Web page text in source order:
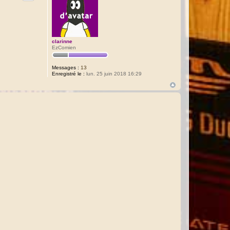
clarinne
EzComien
Messages : 13
Enregistré le : lun. 25 juin 2018 16:29